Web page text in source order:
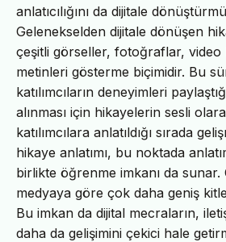
anlatıcılığını da dijitale
Gelenekselden dijitale dönüşen
çeşitli görseller, fotoğraflar, video
metinleri gösterme biçimidir. Bu
katılımcıların deneyimleri
alınması için hikayelerin sesli
katılımcılara anlatıldığı sırada
hikaye anlatımı, bu noktada
birlikte öğrenme imkanı da sunar.
medyaya göre çok daha geniş
Bu imkan da dijital mecraların,
daha da gelişimini çekici hale